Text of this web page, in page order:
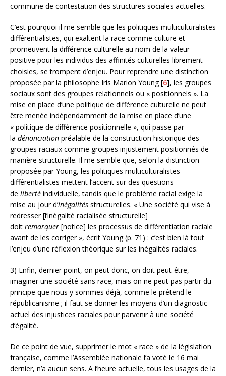
commune de contestation des structures sociales actuelles.
C’est pourquoi il me semble que les politiques multiculturalistes
différentialistes, qui exaltent la race comme culture et
promeuvent la différence culturelle au nom de la valeur
positive pour les individus des affinités culturelles librement
choisies, se trompent d’enjeu. Pour reprendre une distinction
proposée par la philosophe Iris Marion Young [6], les groupes
sociaux sont des groupes relationnels ou « positionnels ». La
mise en place d’une politique de différence culturelle ne peut
être menée indépendamment de la mise en place d’une
« politique de différence positionnelle », qui passe par
la dénonciation préalable de la construction historique des
groupes raciaux comme groupes injustement positionnés de
manière structurelle. Il me semble que, selon la distinction
proposée par Young, les politiques multiculturalistes
différentialistes mettent l’accent sur des questions
de liberté individuelle, tandis que le problème racial exige la
mise au jour d’inégalités structurelles. « Une société qui vise à
redresser [l’inégalité racialisée structurelle]
doit remarquer [notice] les processus de différentiation raciale
avant de les corriger », écrit Young (p. 71) : c’est bien là tout
l’enjeu d’une réflexion théorique sur les inégalités raciales.
3) Enfin, dernier point, on peut donc, on doit peut-être,
imaginer une société sans race, mais on ne peut pas partir du
principe que nous y sommes déjà, comme le prétend le
républicanisme ; il faut se donner les moyens d’un diagnostic
actuel des injustices raciales pour parvenir à une société
d’égalité.
De ce point de vue, supprimer le mot « race » de la législation
française, comme l’Assemblée nationale l’a voté le 16 mai
dernier, n’a aucun sens. A l’heure actuelle, tous les usages de la